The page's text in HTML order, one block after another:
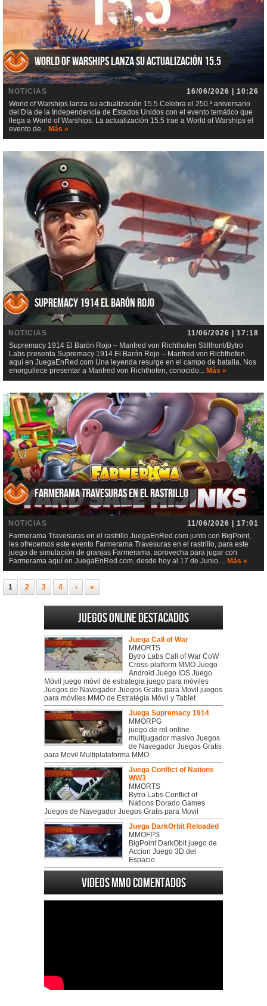
World of Warships lanza su actualización 15.5
NOTICIAS
16/06/2026 | 10:26
World of Warships lanza su actualización 15.5 Celebra el 250.º aniversario
del Día de la Independencia de Estados Unidos con el evento temático que
llega a World of Warships. La actualización 15.5 trae a World of Warships el
evento de... Más »
Supremacy 1914 El Barón Rojo
NOTICIAS
11/06/2026 | 17:18
Supremacy 1914 El Barón Rojo – Manfred von Richthofen Stillfront/Bytro
Labs presenta Supremacy 1914 El Barón Rojo – Manfred von Richthofen
aquí en JuegaEnRed.com Una leyenda resurge en el campo de batalla. Nos
enorgullece presentar a Manfred von Richthofen, conocido... Más »
Farmerama Travesuras en el rastrillo
NOTICIAS
11/06/2026 | 17:01
Farmerama Travesuras en el rastrillo JuegaEnRed.com junto con BigPoint,
les ofrecemos este evento Farmerama Travesuras en el rastrillo, para este
juego de simulación de granjas Farmerama, aprovecha para jugar con
Farmerama aquí en JuegaEnRed.com, desde hoy al 17 de Junio.... Más »
1 2 3 4 › »
Juegos online destacados
Juega Call of War
MMORTS
Bytro Labs Call of War CoW
Cross-platform MMO Juego
Android Juego IOS Juego
Móvil juego móvil de estrategia juego para móviles
Juegos de Navegador Juegos Gratis para Movil juegos
para móviles MMO de Estratégia Móvil y Tablet
Juega Supremacy 1914
MMORPG
juego de rol online
multijugador masivo Juegos
de Navegador Juegos Gratis
para Movil Multiplataforma MMO
Juega Conflict of Nations
WW3
MMORTS
Bytro Labs Conflict of
Nations Dorado Games
Juegos de Navegador Juegos Gratis para Movil
Juega DarkOrbit Reloaded
MMOFPS
BigPoint DarkObit juego de
Accion Juego 3D del
Espacio
Videos MMO Comentados